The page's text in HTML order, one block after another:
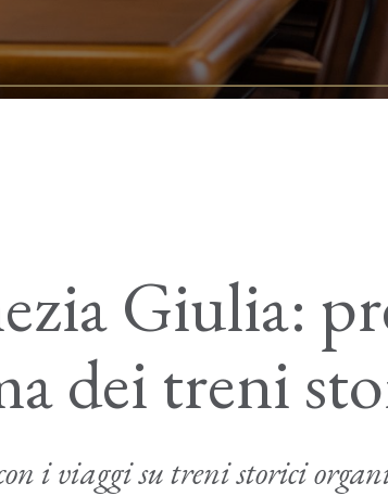
Giulia:
dei treni
i viaggi su treni storici